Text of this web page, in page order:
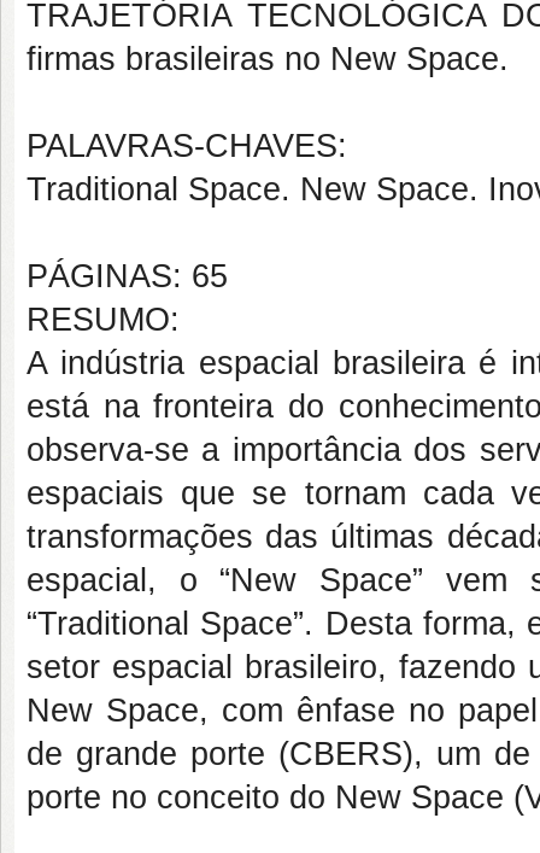
TRAJETÓRIA TECNOLÓGICA
firmas brasileiras no New Space.
PALAVRAS-CHAVES:
Traditional Space. New Space.
PÁGINAS: 65
RESUMO:
A indústria espacial brasileira é
está na fronteira do
observa-se a importância dos
espaciais que se tornam cada
transformações das últimas
espacial, o “New Space”
“Traditional Space”. Desta
setor espacial brasileiro, fazendo
New Space, com ênfase no
de grande porte (CBERS), um
porte no conceito do New Space